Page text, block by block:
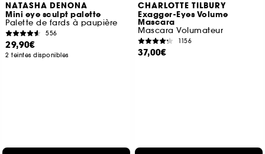
NATASHA DENONA
Mini eye sculpt palette
Palette de fards à paupière
556
29,90€
2 teintes disponibles
CHARLOTTE TILBURY
Exagger-Eyes Volume
Mascara
Mascara Volumateur
1156
37,00€